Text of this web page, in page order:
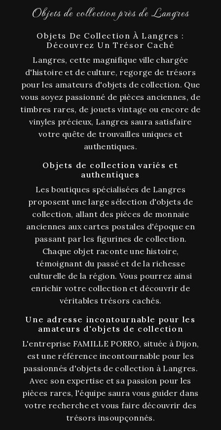
Objets de collection près de Langres
Objets De Collection À Langres :
Découvrez Un Trésor Caché
Langres, cette magnifique ville chargée
d'histoire et de culture, regorge de trésors
pour les amateurs d'objets de collection. Que
vous soyez passionné de pièces anciennes, de
timbres rares, de jouets vintage ou encore de
vinyles précieux, Langres saura satisfaire
votre quête de trouvailles uniques et
authentiques.
Objets de collection variés et
authentiques
Les boutiques spécialisées de Langres
proposent une large sélection d'objets de
collection, allant des pièces de monnaie
anciennes aux cartes postales d'époque en
passant par les figurines de collection.
Chaque objet raconte une histoire,
témoignant du passé et de la richesse
culturelle de la région. Vous pourrez ainsi
enrichir votre collection et découvrir de
véritables trésors cachés.
Une adresse incontournable pour les
amateurs d'objets de collection
L'entreprise FAMILLE PORRO, située à Dijon,
est une référence incontournable pour les
passionnés d'objets de collection à Langres.
Avec son expertise et sa passion pour les
pièces rares, l'équipe saura vous guider dans
votre recherche et vous faire découvrir des
trésors insoupçonnés.